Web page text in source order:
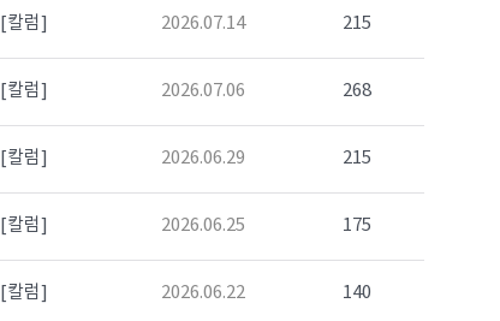
칼럼] 2026.07.14 215
칼럼] 2026.07.06 268
칼럼] 2026.06.29 215
칼럼] 2026.06.25 175
칼럼] 2026.06.22 140